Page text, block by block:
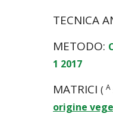
TECNICA
METODO:
1 2017
MATRICI ( A
origine